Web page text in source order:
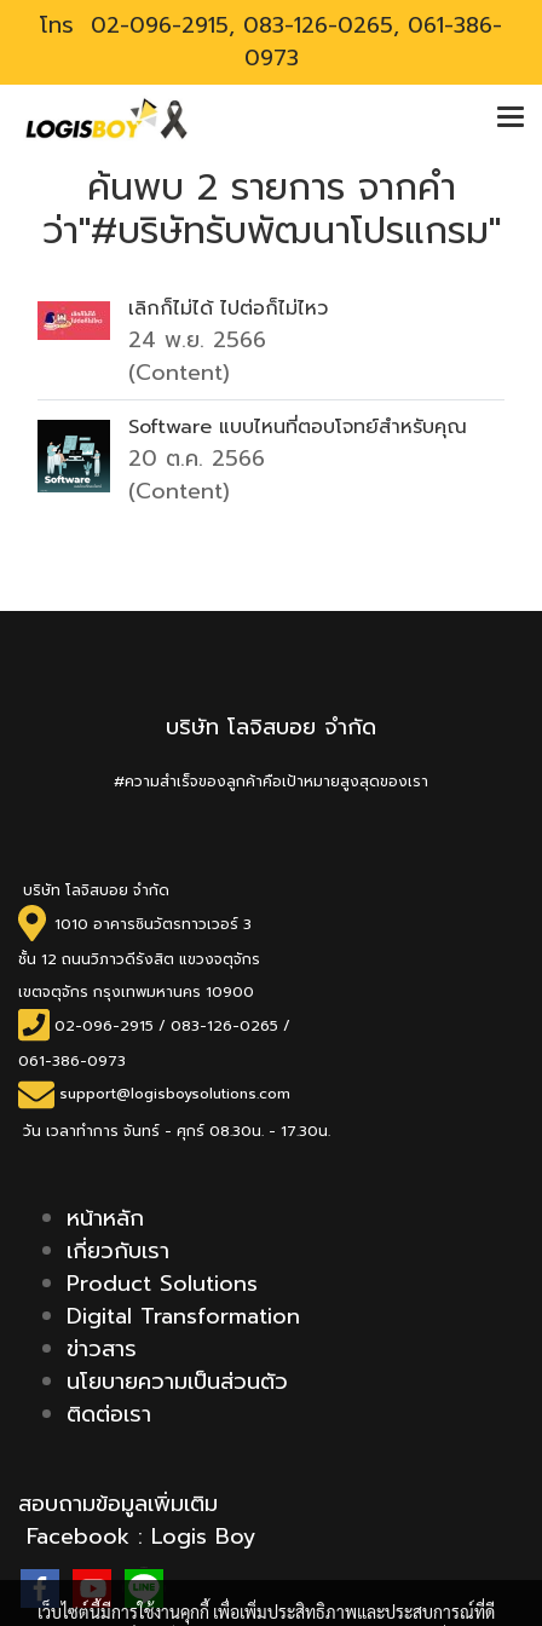
โทร 02-096-2915, 083-126-0265, 061-386-
0973
ค้นพบ 2 รายการ จากคำ
ว่า"#บริษัทรับพัฒนาโปรแกรม"
เลิกก็ไม่ได้ ไปต่อก็ไม่ไหว
24 พ.ย. 2566
(Content)
Software แบบไหนที่ตอบโจทย์สำหรับคุณ
20 ต.ค. 2566
(Content)
บริษัท โลจิสบอย จำกัด
#ความสำเร็จของลูกค้าคือเป้าหมายสูงสุดของเรา
บริษัท โลจิสบอย จำกัด
1010 อาคารชินวัตรทาวเวอร์ 3
ชั้น 12 ถนนวิภาวดีรังสิต แขวงจตุจักร
เขตจตุจักร กรุงเทพมหานคร 10900
02-096-2915/083-126-0265 /
061-386-0973
support@logisboysolutions.com
วัน เวลาทำการ จันทร์ - ศุกร์ 08.30น. - 17.30น.
หน้าหลัก
เกี่ยวกับเรา
Product Solutions
Digital Transformation
ข่าวสาร
นโยบายความเป็นส่วนตัว
ติดต่อเรา
สอบถามข้อมูลเพิ่มเติม
Facebook : Logis Boy
เว็บไซต์นี้มีการใช้งานคุกกี้ เพื่อเพิ่มประสิทธิภาพและประสบการณ์ที่ดี